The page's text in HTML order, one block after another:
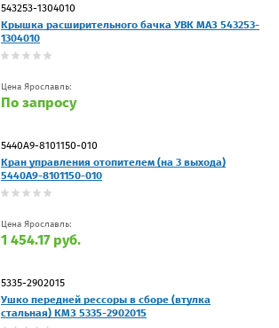
543253-1304010
Крышка расширительного бачка УВК МАЗ 543253-
1304010
Цена Ярославль:
По запросу
5440А9-8101150-010
Кран управления отопителем (на 3 выхода)
5440А9-8101150-010
Цена Ярославль:
1 454.17 руб.
5335-2902015
Ушко передней рессоры в сборе (втулка
стальная) КМЗ 5335-2902015